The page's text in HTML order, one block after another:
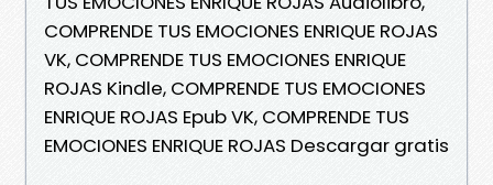
COMPRENDE TUS EMOCIONES ENRIQUE ROJAS
VK, COMPRENDE TUS EMOCIONES ENRIQUE
ROJAS Kindle, COMPRENDE TUS EMOCIONES
ENRIQUE ROJAS Epub VK, COMPRENDE TUS
EMOCIONES ENRIQUE ROJAS Descargar gratis